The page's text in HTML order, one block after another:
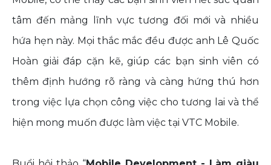
tâm đến mảng lĩnh vực tương đối mới và nhiều
hứa hẹn này. Mọi thắc mắc đều được anh Lê Quốc
Hoàn giải đáp cặn kẽ, giúp các bạn sinh viên có
thêm định hướng rõ ràng và càng hứng thú hơn
trong việc lựa chọn công việc cho tương lai và thể
hiện mong muốn được làm việc tại VTC Mobile.